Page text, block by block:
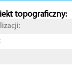
topograficzny: